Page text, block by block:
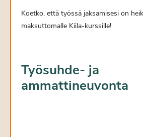
Koetko, että työssä jaksamisesi on
maksuttomalle Kiila-kurssille!
Työsuhde- ja
ammattineuvonta